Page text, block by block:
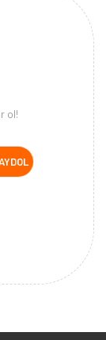
ol!